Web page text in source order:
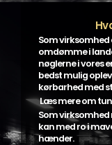
Som
omdømme i
nøglerne i vores
bedst mulig
kørbarhed med
Læs mere om
Som
kan med ro i
hænder.